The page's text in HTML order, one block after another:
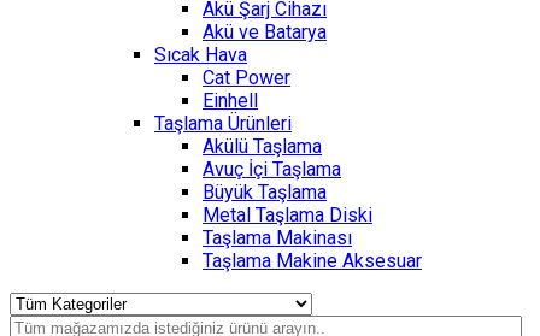
Akü Şarj Cihazı
Akü ve Batarya
Sıcak Hava
Cat Power
Einhell
Taşlama Ürünleri
Akülü Taşlama
Avuç İçi Taşlama
Büyük Taşlama
Metal Taşlama Diski
Taşlama Makinası
Taşlama Makine Aksesuar